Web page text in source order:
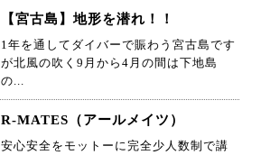
【宮古島】地形を潜れ！！
1年を通してダイバーで賑わう宮古島です
が北風の吹く9月から4月の間は下地島
の...
R-MATES（アールメイツ）
安心安全をモットーに完全少人数制で講